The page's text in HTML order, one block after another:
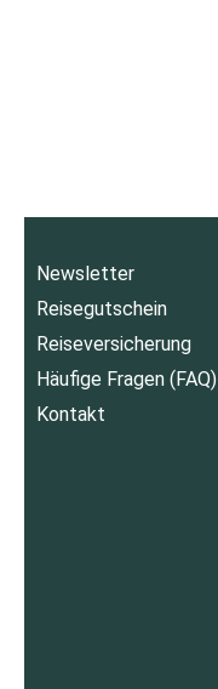
Newsletter
Reisegutschein
Reiseversicherung
Häufige Fragen (FAQ)
Kontakt